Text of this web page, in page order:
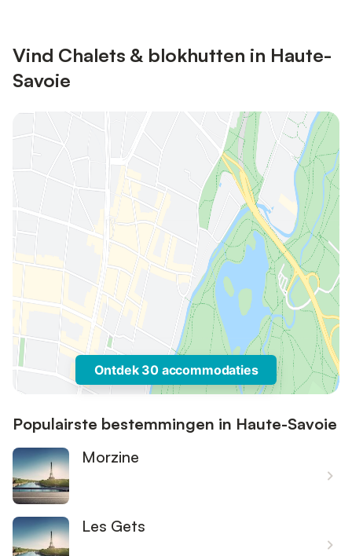
Vind Chalets & blokhutten in Haute-
Savoie
Ontdek 30 accommodaties
Populairste bestemmingen in Haute-Savoie
Morzine
Les Gets